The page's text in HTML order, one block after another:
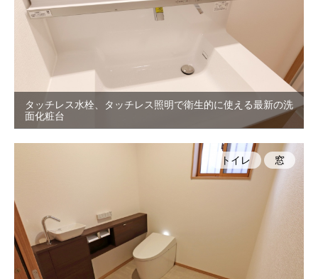
タッチレス水栓、タッチレス照明で衛生的に使える最新の洗
面化粧台
トイレ 窓